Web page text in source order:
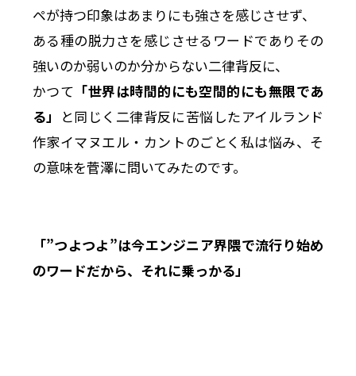
ペが持つ印象はあまりにも強さを感じさせず、
ある種の脱力さを感じさせるワードでありその
強いのか弱いのか分からない二律背反に、
かつて 「世界は時間的にも空間的にも無限であ
る」 と同じく二律背反に苦悩したアイルランド
作家イマヌエル・カントのごとく私は悩み、そ
の意味を菅澤に問いてみたのです。
「”つよつよ”は今エンジニア界隈で流行り始め
のワードだから、それに乗っかる」